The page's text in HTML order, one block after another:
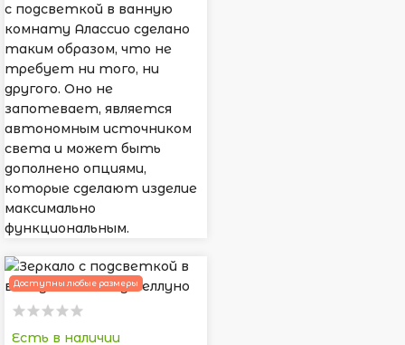
с подсветкой в ванную
комнату Алассио сделано
таким образом, что не
требует ни того, ни
другого. Оно не
запотевает, является
автономным источником
света и может быть
дополнено опциями,
которые сделают изделие
максимально
функциональным.
Доступны любые размеры
Есть в наличии